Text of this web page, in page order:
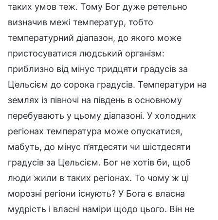
таких умов теж. Тому Бог дуже ретельно
визначив межі температур, тобто
температурний діапазон, до якого може
пристосуватися людський організм:
приблизно від мінус тридцяти градусів за
Цельсієм до сорока градусів. Температури на
землях із півночі на південь в основному
перебувають у цьому діапазоні. У холодних
регіонах температура може опускатися,
мабуть, до мінус п’ятдесяти чи шістдесяти
градусів за Цельсієм. Бог не хотів би, щоб
люди жили в таких регіонах. То чому ж ці
морозні регіони існують? У Бога є власна
мудрість і власні наміри щодо цього. Він не